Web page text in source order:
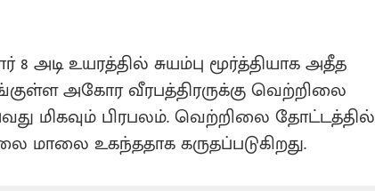
அடி உயரத்தில் சுயம்பு மூர்த்தியாக அதீத
அகோர வீரபத்திரருக்கு வெற்றிலை
மிகவும் பிரபலம். வெற்றிலை தோட்டத்தில்
உகந்ததாக கருதப்படுகிறது.